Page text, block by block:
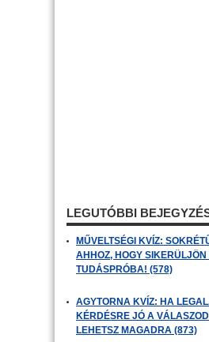
LEGUTÓBBI
MŰVELTSÉGI KVÍZ:
AHHOZ, HOGY SIKERÜLJÖN
TUDÁSPRÓBA! (578)
AGYTORNA KVÍZ: HA
KÉRDÉSRE JÓ A
LEHETSZ MAGADRA (873)